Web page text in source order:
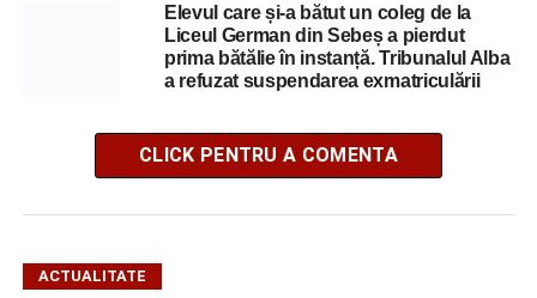
Elevul care și-a bătut un coleg de la
Liceul German din Sebeș a pierdut
prima bătălie în instanță. Tribunalul Alba
a refuzat suspendarea exmatriculării
CLICK PENTRU A COMENTA
ACTUALITATE